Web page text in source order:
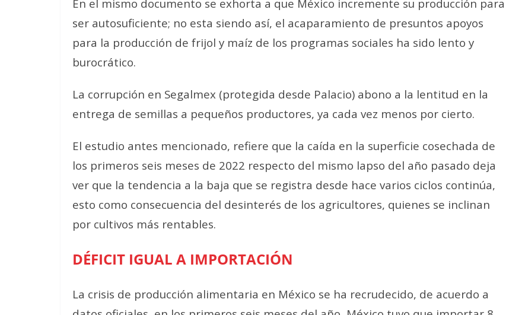
En el mismo documento se exhorta a que México incremente su producción para
ser autosuficiente; no esta siendo así, el acaparamiento de presuntos apoyos
para la producción de frijol y maíz de los programas sociales ha sido lento y
burocrático.
La corrupción en Segalmex (protegida desde Palacio) abono a la lentitud en la
entrega de semillas a pequeños productores, ya cada vez menos por cierto.
El estudio antes mencionado, refiere que la caída en la superficie cosechada de
los primeros seis meses de 2022 respecto del mismo lapso del año pasado deja
ver que la tendencia a la baja que se registra desde hace varios ciclos continúa,
esto como consecuencia del desinterés de los agricultores, quienes se inclinan
por cultivos más rentables.
DÉFICIT IGUAL A IMPORTACIÓN
La crisis de producción alimentaria en México se ha recrudecido, de acuerdo a